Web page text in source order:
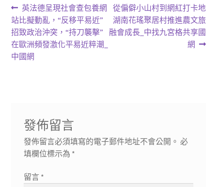
文
章
導
覽
上
一
篇
文
章:
英法德呈現社會查包養網
站比擬動亂，“反移平易近”
招致政治沖突，“持刀襲擊”
在歐洲頻發激化平易近粹潮_
中國網
下
一
篇
從偏僻小山村到網紅打卡地
湖南花瑤聚居村推進農文旅
融會成長_中找九宮格共享國
網
發佈留言
發佈留言必須填寫的電子郵件地址不會公開。 必
填欄位標示為 *
留言 *